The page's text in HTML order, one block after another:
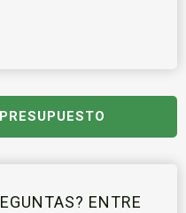
ENTRE